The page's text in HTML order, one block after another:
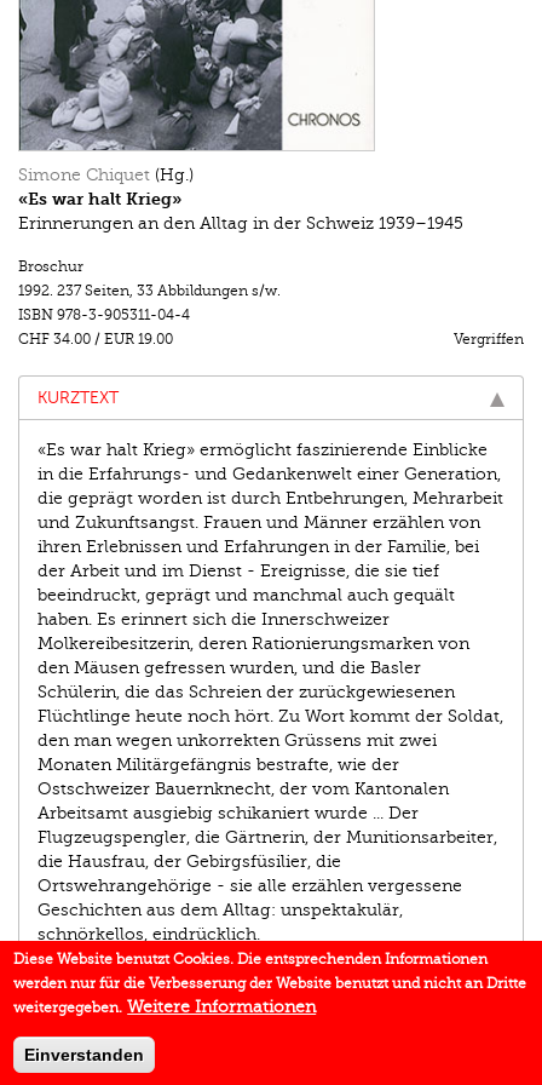
Simone Chiquet (Hg.)
«Es war halt Krieg»
Erinnerungen an den Alltag in der Schweiz 1939–1945
Broschur
1992. 237 Seiten, 33 Abbildungen s/w.
ISBN 978-3-905311-04-4
CHF 34.00 / EUR 19.00 Vergriffen
KURZTEXT
«Es war halt Krieg» ermöglicht faszinierende Einblicke
in die Erfahrungs- und Gedankenwelt einer Generation,
die geprägt worden ist durch Entbehrungen, Mehrarbeit
und Zukunftsangst. Frauen und Männer erzählen von
ihren Erlebnissen und Erfahrungen in der Familie, bei
der Arbeit und im Dienst - Ereignisse, die sie tief
beeindruckt, geprägt und manchmal auch gequält
haben. Es erinnert sich die Innerschweizer
Molkereibesitzerin, deren Rationierungsmarken von
den Mäusen gefressen wurden, und die Basler
Schülerin, die das Schreien der zurückgewiesenen
Flüchtlinge heute noch hört. Zu Wort kommt der Soldat,
den man wegen unkorrekten Grüssens mit zwei
Monaten Militärgefängnis bestrafte, wie der
Ostschweizer Bauernknecht, der vom Kantonalen
Arbeitsamt ausgiebig schikaniert wurde ... Der
Flugzeugspengler, die Gärtnerin, der Munitionsarbeiter,
die Hausfrau, der Gebirgsfüsilier, die
Ortswehrangehörige - sie alle erzählen vergessene
Geschichten aus dem Alltag: unspektakulär,
schnörkellos, eindrücklich.
AUTOR/IN
IN DEN MEDIEN
Diese Website benutzt Cookies. Die entsprechenden Informationen
werden nur für die Verbesserung der Website benutzt und nicht an Dritte
weitergegeben. Weitere Informationen
Einverstanden